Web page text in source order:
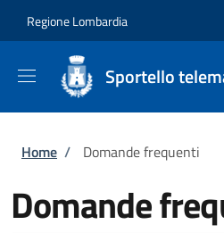
Regione Lombardia
Sportello
Briciole di pane
Home / Domande frequenti
Domande